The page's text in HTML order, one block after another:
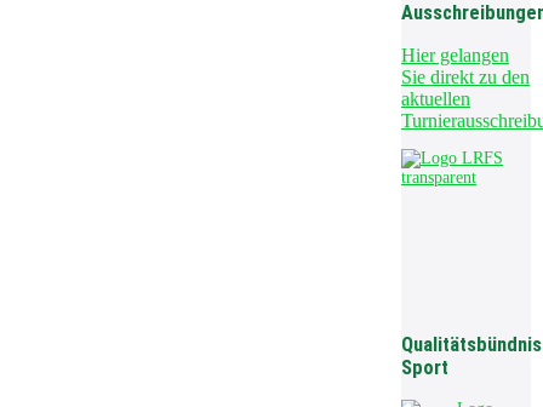
Hier gelangen
Sie direkt zu den
aktuellen
Qualitätsbündnis
Sport